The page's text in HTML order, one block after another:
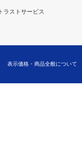
ラストサービス
表示価格・商品全般について